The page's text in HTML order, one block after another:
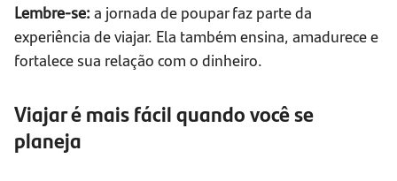
Lembre-se: a jornada de poupar faz parte da
experiência de viajar. Ela também ensina, amadurece e
fortalece sua relação com o dinheiro.
Viajar é mais fácil quando você se
planeja